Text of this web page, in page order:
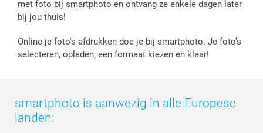
met foto bij smartphoto en ontvang ze enkele dagen later
bij jou thuis!
Online je foto's afdrukken doe je bij smartphoto. Je foto’s
selecteren, opladen, een formaat kiezen en klaar!
smartphoto is aanwezig in alle Europese
landen: